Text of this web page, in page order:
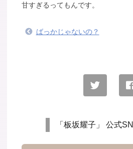
甘すぎるってもんです。
ばっかじゃないの？
「板坂耀子」 公式